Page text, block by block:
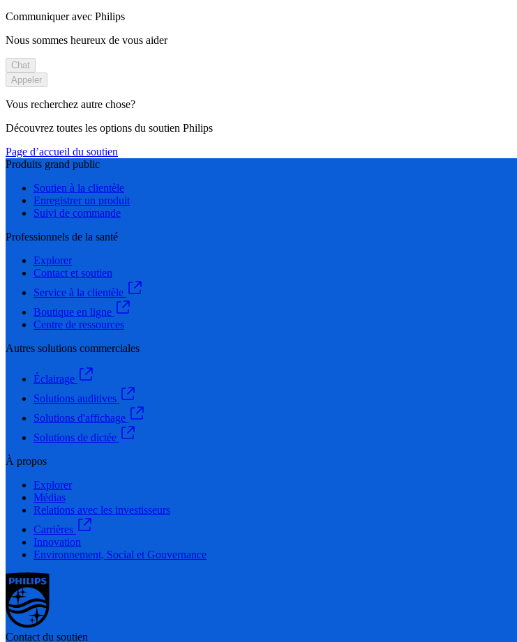
Communiquer avec Philips
Nous sommes heureux de vous aider
Chat
Appeler
Vous recherchez autre chose?
Découvrez toutes les options du soutien Philips
Page d’accueil du soutien
Produits grand public
Soutien à la clientèle
Enregistrer un produit
Suivi de commande
Professionnels de la santé
Explorer
Contact et soutien
Service à la clientèle
Boutique en ligne
Centre de ressources
Autres solutions commerciales
Éclairage
Solutions auditives
Solutions d'affichage
Solutions de dictée
À propos
Explorer
Médias
Relations avec les investisseurs
Carrières
Innovation
Environnement, Social et Gouvernance
Contact du soutien